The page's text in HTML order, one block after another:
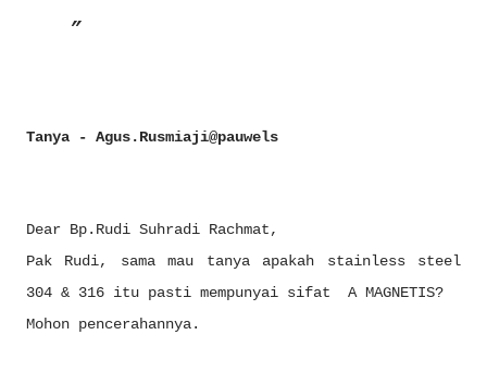
Tanya - Agus.Rusmiaji@pauwels
Dear Bp.Rudi Suhradi Rachmat,
Pak Rudi, sama mau tanya apakah stainless steel
304 & 316 itu pasti mempunyai sifat A MAGNETIS?
Mohon pencerahannya.